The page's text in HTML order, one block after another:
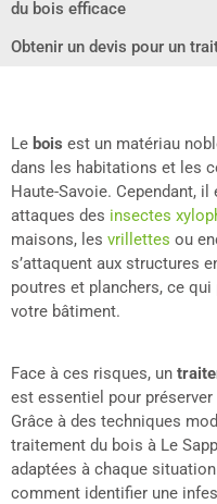
du bois efficace
Obtenir un devis pour un
Le bois est un matériau
dans les habitations et les
Haute-Savoie. Cependant,
attaques des insectes
maisons, les vrillettes ou
s’attaquent aux structures
poutres et planchers, ce
votre bâtiment.
Face à ces risques, un
est essentiel pour
Grâce à des techniques
traitement du bois à Le
adaptées à chaque
comment identifier une